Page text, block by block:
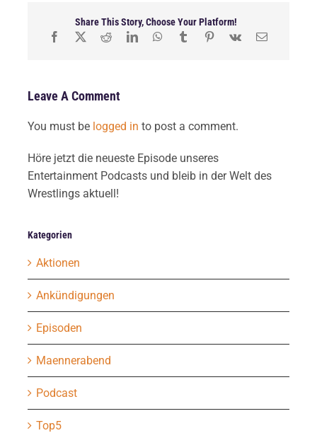
Share This Story, Choose Your Platform!
Leave A Comment
You must be logged in to post a comment.
Höre jetzt die neueste Episode unseres
Entertainment Podcasts und bleib in der Welt des
Wrestlings aktuell!
Kategorien
Aktionen
Ankündigungen
Episoden
Maennerabend
Podcast
Top5